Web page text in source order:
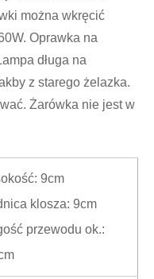
można wkręcić
Oprawka na
długa na
z starego żelazka.
Żarówka nie jest w
9cm
klosza: 9cm
przewodu ok.: